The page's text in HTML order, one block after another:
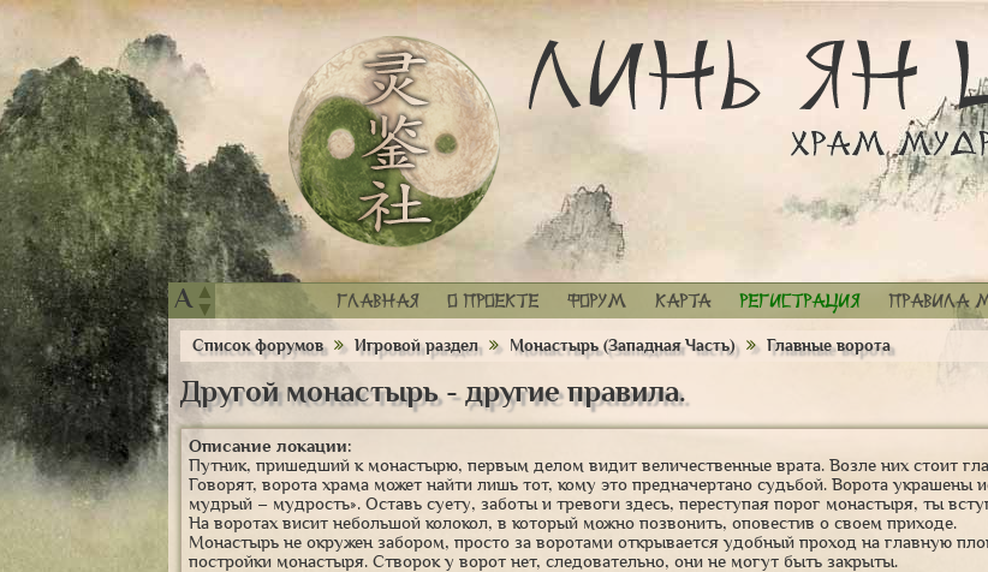
A ▲
▼ Главная О проекте Форум Карта Регистрация Правила
Список форумов Игровой раздел Монастырь (Западная Часть) Главные ворота
Другой монастырь - другие правила.
Описание локации:
Путник, пришедший к монастырю, первым делом видит величественные врата. Возле них стоит
Говорят, ворота храма может найти лишь тот, кому это предначертано судьбой. Ворота
мудрый – мудрость». Оставь суету, заботы и тревоги здесь, переступая порог монастыря, ты
На воротах висит небольшой колокол, в который можно позвонить, оповестив о своем приходе.
Монастырь не окружен забором, просто за воротами открывается удобный проход на главную
постройки монастыря. Створок у ворот нет, следовательно, они не могут быть закрыты.